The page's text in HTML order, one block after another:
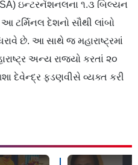
ઇન્ટરનૅશનલના ૧.૩ બિલ્યન
ટર્મિનલ દેશનો સૌથી લાંબો
છે. આ સાથે જ મહારાષ્ટ્રમાં
અન્ય રાજ્યો કરતાં ૨૦
દેવેન્દ્ર ફડણવીસે વ્યક્ત કરી